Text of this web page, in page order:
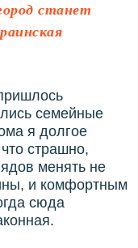
станет
семейные
я долгое
страшно,
менять не
и комфортным
сюда